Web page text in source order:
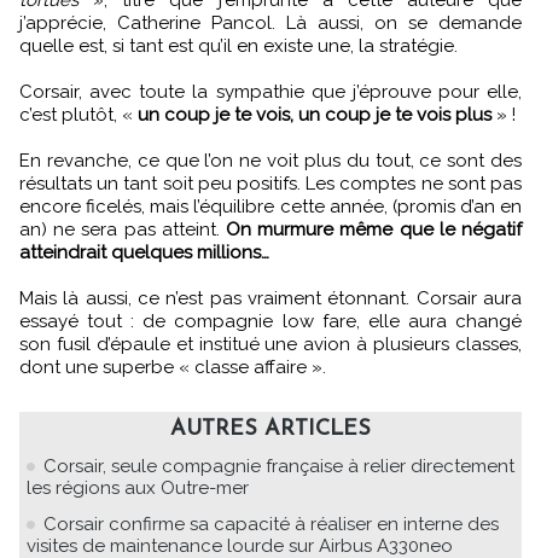
j’apprécie, Catherine Pancol. Là aussi, on se demande
quelle est, si tant est qu’il en existe une, la stratégie.
Corsair, avec toute la sympathie que j’éprouve pour elle,
c’est plutôt, « un coup je te vois, un coup je te vois plus» !
En revanche, ce que l’on ne voit plus du tout, ce sont des
résultats un tant soit peu positifs. Les comptes ne sont pas
encore ficelés, mais l’équilibre cette année, (promis d’an en
an) ne sera pas atteint. On murmure même que le négatif
atteindrait quelques millions…
Mais là aussi, ce n’est pas vraiment étonnant. Corsair aura
essayé tout : de compagnie low fare, elle aura changé
son fusil d’épaule et institué une avion à plusieurs classes,
dont une superbe « classe affaire ».
AUTRES ARTICLES
Corsair, seule compagnie française à relier directement
les régions aux Outre-mer
Corsair confirme sa capacité à réaliser en interne des
visites de maintenance lourde sur Airbus A330neo